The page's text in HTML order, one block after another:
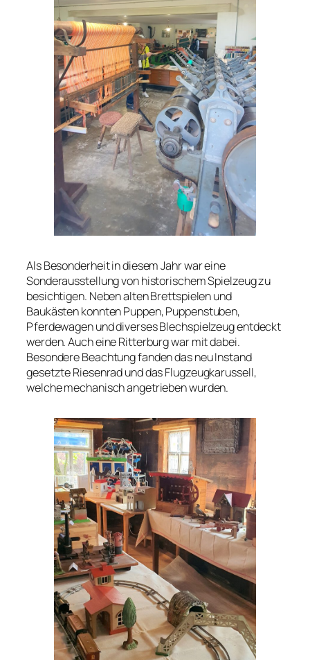
Als Besonderheit in diesem Jahr war eine
Sonderausstellung von historischem Spielzeug zu
besichtigen. Neben alten Brettspielen und
Baukästen konnten Puppen, Puppenstuben,
Pferdewagen und diverses Blechspielzeug entdeckt
werden. Auch eine Ritterburg war mit dabei.
Besondere Beachtung fanden das neu Instand
gesetzte Riesenrad und das Flugzeugkarussell,
welche mechanisch angetrieben wurden.